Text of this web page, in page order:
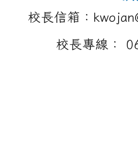
校長信箱：
校長專線：